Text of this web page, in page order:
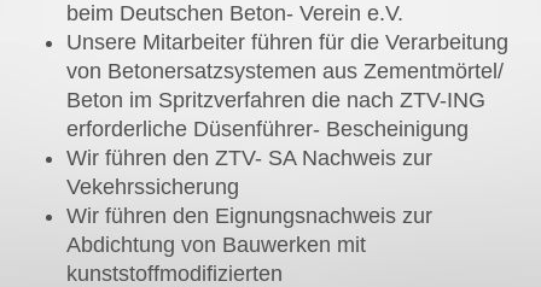
beim Deutschen Beton- Verein e.V.
Unsere Mitarbeiter führen für die Verarbeitung
von Betonersatzsystemen aus Zementmörtel/
Beton im Spritzverfahren die nach ZTV-ING
erforderliche Düsenführer- Bescheinigung
Wir führen den ZTV- SA Nachweis zur
Vekehrssicherung
Wir führen den Eignungsnachweis zur
Abdichtung von Bauwerken mit
kunststoffmodifizierten